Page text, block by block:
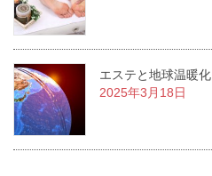
エステと地球温暖化
2025年3月18日